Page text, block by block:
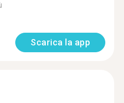
Scarica la app